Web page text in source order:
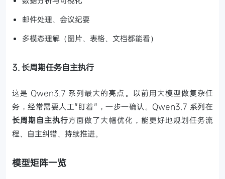
邮件处理、会议纪要
多模态理解（图片、表格、文档都能看）
3. 长周期任务自主执行
这是 Qwen3.7 系列最大的亮点。以前用大模型做复杂任
务，经常需要人工"盯着"，一步一确认。Qwen3.7 系列在
长周期自主执行方面做了大幅优化，能更好地规划任务流
程、自主纠错、持续推进。
模型矩阵一览